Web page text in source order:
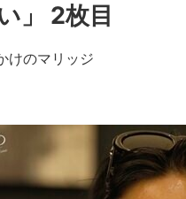
」 2枚目
けのマリッジ